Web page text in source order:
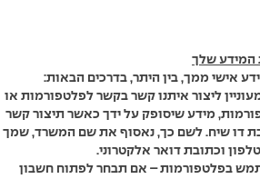
המידע שלך
אישי ממך, בין היתר, בדרכים הבאות:
ליצור איתנו קשר בקשר לפלטפורמות או
מידע שיסופק על ידך כאשר תיצור קשר
דו שיח. לשם כך, נאסוף את שם המשרד, שמך
וכתובת דואר אלקטרוני.
בפלטפורמות – אם תבחר לפתוח חשבון